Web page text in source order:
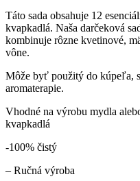
Táto sada obsahuje 12
kvapkadlá. Naša darčeková
kombinuje rôzne kvetinové,
vône.
Môže byť použitý do kúpeľa,
aromaterapie.
Vhodné na výrobu mydla
kvapkadlá
-100% čistý
– Ručná výroba